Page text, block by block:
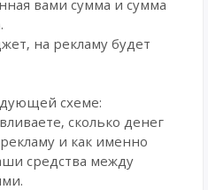
вами сумма и сумма
на рекламу будет
схеме:
сколько денег
и как именно
средства между